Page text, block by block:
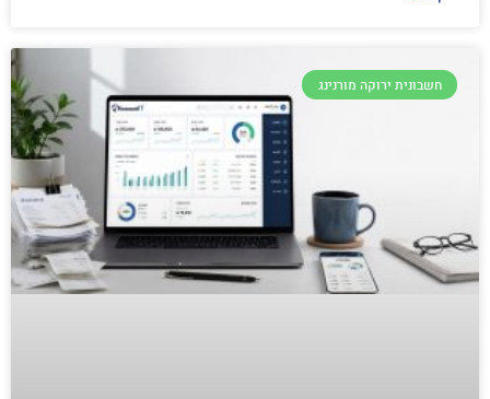
חשבונית ירוקה מורנינג